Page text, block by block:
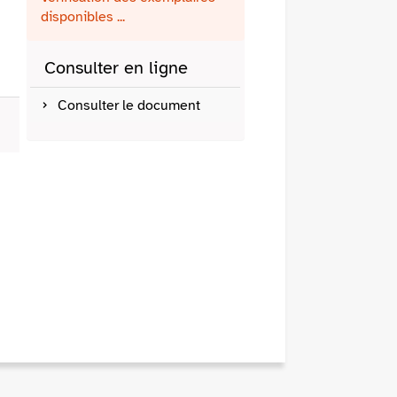
disponibles ...
Consulter en ligne
Consulter le document